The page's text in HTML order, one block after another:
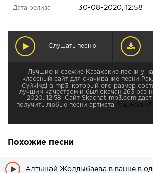
Дата релиза: 30-08-2020, 12:58
Слушать песню
Лучшие и свежие Казахские песни у
классный сайт для скачивание песни
Сүйкімді в mp3, который его размер
лучшим качеством и был скачан 263 раз
2020, 12:58. Сайт Skachat-mp3.com
получить любые песни артиста
Рақымжан
Похожие песни
Алтынай Жолдыбаева в ванне в